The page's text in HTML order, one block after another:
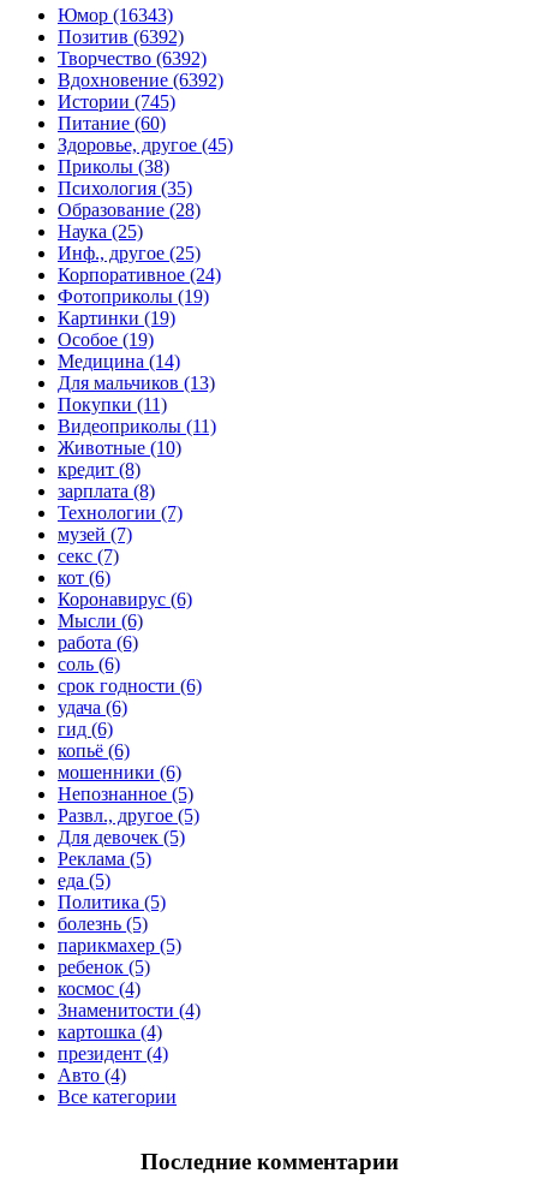
Юмор (16343)
Позитив (6392)
Творчество (6392)
Вдохновение (6392)
Истории (745)
Питание (60)
Здоровье, другое (45)
Приколы (38)
Психология (35)
Образование (28)
Наука (25)
Инф., другое (25)
Корпоративное (24)
Фотоприколы (19)
Картинки (19)
Особое (19)
Медицина (14)
Для мальчиков (13)
Покупки (11)
Видеоприколы (11)
Животные (10)
кредит (8)
зарплата (8)
Технологии (7)
музей (7)
секс (7)
кот (6)
Коронавирус (6)
Мысли (6)
работа (6)
соль (6)
срок годности (6)
удача (6)
гид (6)
копьё (6)
мошенники (6)
Непознанное (5)
Развл., другое (5)
Для девочек (5)
Реклама (5)
еда (5)
Политика (5)
болезнь (5)
парикмахер (5)
ребенок (5)
космос (4)
Знаменитости (4)
картошка (4)
президент (4)
Авто (4)
Все категории
Последние комментарии